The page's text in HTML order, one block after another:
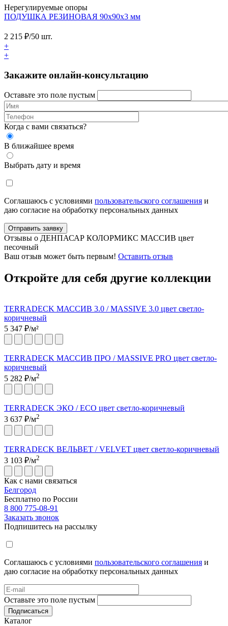
Нерегулируемые опоры
ПОДУШКА РЕЗИНОВАЯ 90х90х3 мм
2 215 ₽/50 шт.
+
+
Закажите онлайн-консультацию
Оставьте это поле пустым
Когда с вами связаться?
В ближайшее время
Выбрать дату и время
Соглашаюсь с условиями пользовательского соглашения и
даю согласие на обработку персональных данных
Отправить заявку
Отзывы о ДЕНПАСАР КОЛОРМИКС МАССИВ цвет
песочный
Ваш отзыв может быть первым! Оставить отзыв
Откройте для себя другие коллекции
TERRADECK МАССИВ 3.0 / MASSIVE 3.0 цвет светло-
коричневый
5 347 ₽/м²
TERRADECK МАССИВ ПРО / MASSIVE PRO цвет светло-
коричневый
5 282 ₽/м2
TERRADECK ЭКО / ECO цвет светло-коричневый
3 637 ₽/м2
TERRADECK ВЕЛЬВЕТ / VELVET цвет светло-коричневый
3 103 ₽/м2
Как с нами связаться
Белгород
Бесплатно по России
8 800 775-08-91
Заказать звонок
Подпишитесь на рассылку
Соглашаюсь с условиями пользовательского соглашения и
даю согласие на обработку персональных данных
Оставьте это поле пустым
Подписаться
Каталог